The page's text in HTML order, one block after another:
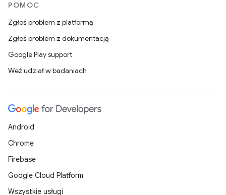
POMOC
Zgłoś problem z platformą
Zgłoś problem z dokumentacją
Google Play support
Weź udział w badaniach
Android
Chrome
Firebase
Google Cloud Platform
Wszystkie usługi